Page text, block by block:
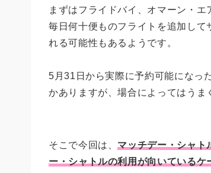
まずはフライドバイ、オマーン・
毎日何十便ものフライトを追加し
れる可能性もあるようです。
5月31日から実際に予約可能になっ
かありますが、場合によってはうま
そこで今回は、マッチデー・シャト
ー・シャトルの利用が向いているケ